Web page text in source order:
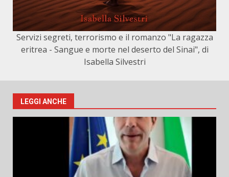
Servizi segreti, terrorismo e il romanzo "La ragazza
eritrea - Sangue e morte nel deserto del Sinai", di
Isabella Silvestri
LEGGI ANCHE